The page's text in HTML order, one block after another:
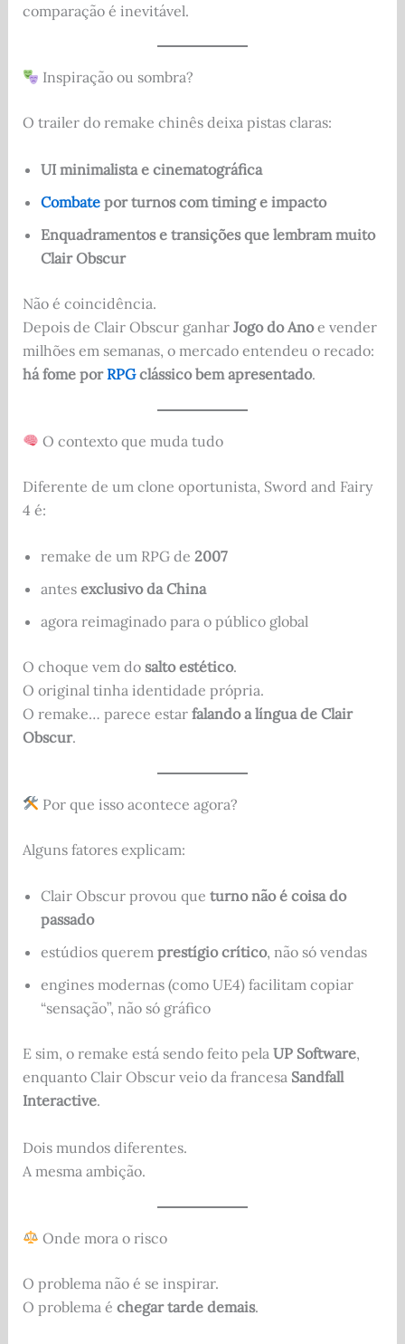
comparação é inevitável.
Inspiração ou sombra?
O trailer do remake chinês deixa pistas claras:
UI minimalista e cinematográfica
Combatepor turnos com timing e impacto
Enquadramentos e transições que lembram muito
Clair Obscur
Não é coincidência.
Depois de Clair Obscur ganhar Jogo do Anoe vender
milhões em semanas, o mercado entendeu o recado:
há fome porRPGclássico bem apresentado.
O contexto que muda tudo
Diferente de um clone oportunista, Sword and Fairy
4 é:
remake de um RPG de 2007
antes exclusivo da China
agora reimaginado para o público global
O choque vem do salto estético.
O original tinha identidade própria.
O remake… parece estar falando a língua de Clair
Obscur.
Por que isso acontece agora?
Alguns fatores explicam:
Clair Obscur provou que turno não é coisa do
passado
estúdios querem prestígio crítico, não só vendas
engines modernas (como UE4) facilitam copiar
“sensação”, não só gráfico
E sim, o remake está sendo feito pela UP Software,
enquanto Clair Obscur veio da francesa Sandfall
Interactive.
Dois mundos diferentes.
A mesma ambição.
Onde mora o risco
O problema não é se inspirar.
O problema é chegar tarde demais.